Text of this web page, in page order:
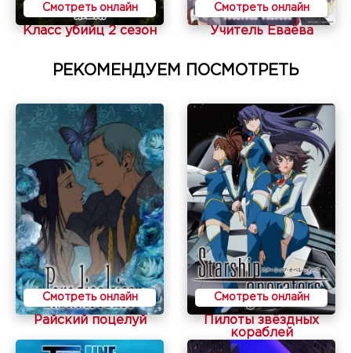
Смотреть онлайн
Класс убийц 2 сезон
Смотреть онлайн
Учитель Ёваёва
РЕКОМЕНДУЕМ ПОСМОТРЕТЬ
Смотреть онлайн
Райский поцелуй
Смотреть онлайн
Пилоты звёздных
кораблей